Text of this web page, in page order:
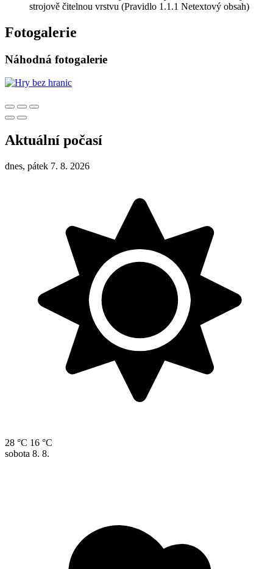
strojově čitelnou vrstvu (Pravidlo 1.1.1 Netextový obsah)
Fotogalerie
Náhodná fotogalerie
Aktuální počasí
dnes, pátek 7. 8. 2026
28 °C 16 °C
sobota 8. 8.